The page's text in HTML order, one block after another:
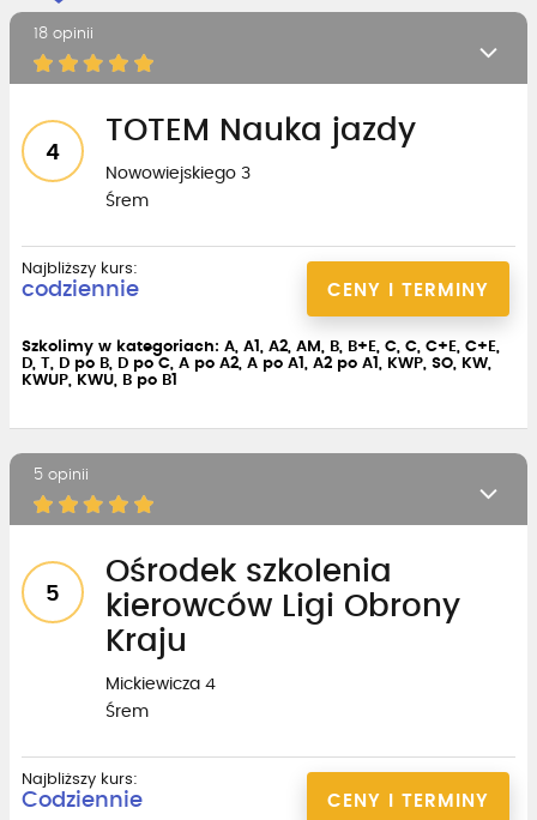
18 opinii
4
TOTEM Nauka jazdy
Nowowiejskiego 3
Śrem
CENY I TERMINY
Najbliższy kurs:
codziennie
Szkolimy w kategoriach: A, A1, A2, AM, B, B+E, C, C, C+E, C+E,
D, T, D po B, D po C, A po A2, A po A1, A2 po A1, KWP, SO, KW,
KWUP, KWU, B po B1
5 opinii
5
Ośrodek szkolenia
kierowców Ligi Obrony
Kraju
Mickiewicza 4
Śrem
CENY I TERMINY
Najbliższy kurs:
Codziennie